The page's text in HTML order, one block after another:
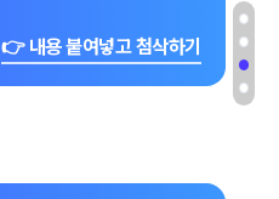
👉 내용 붙여넣고 첨삭하기